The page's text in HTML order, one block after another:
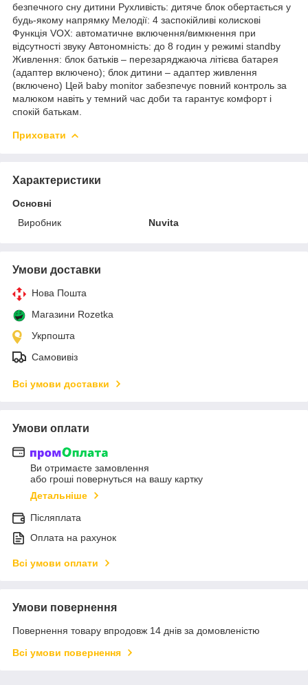
безпечного сну дитини Рухливість: дитяче блок обертається у
будь-якому напрямку Мелодії: 4 заспокійливі колискові
Функція VOX: автоматичне включення/вимкнення при
відсутності звуку Автономність: до 8 годин у режимі standby
Живлення: блок батьків – перезаряджаюча літієва батарея
(адаптер включено); блок дитини – адаптер живлення
(включено) Цей baby monitor забезпечує повний контроль за
малюком навіть у темний час доби та гарантує комфорт і
спокій батькам.
Приховати
Характеристики
Основні
Виробник
Nuvita
Умови доставки
Нова Пошта
Магазини Rozetka
Укрпошта
Самовивіз
Всі умови доставки
Умови оплати
Ви отримаєте замовлення
або гроші повернуться на вашу картку
Детальніше
Післяплата
Оплата на рахунок
Всі умови оплати
Умови повернення
Повернення товару впродовж 14 днів за домовленістю
Всі умови повернення